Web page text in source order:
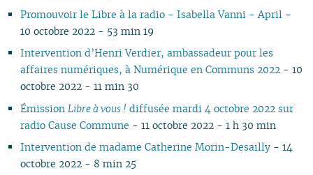
01
02
01
01
03
02
01
02
01
02
01
02
01
04
02
01
01
03
02
02
03
03
02
Promouvoir le Libre à la radio - Isabella Vanni - April-
10 octobre 2022 - 53 min 19
Intervention d’Henri Verdier, ambassadeur pour les
affaires numériques, à Numérique en Communs 2022- 10
octobre 2022 - 11 min 30
Émission Libre à vous ! diffusée mardi 4 octobre 2022 sur
radio Cause Commune - 11 octobre 2022 - 1 h 30 min
Intervention de madame Catherine Morin-Desailly - 14
octobre 2022 - 8 min 25